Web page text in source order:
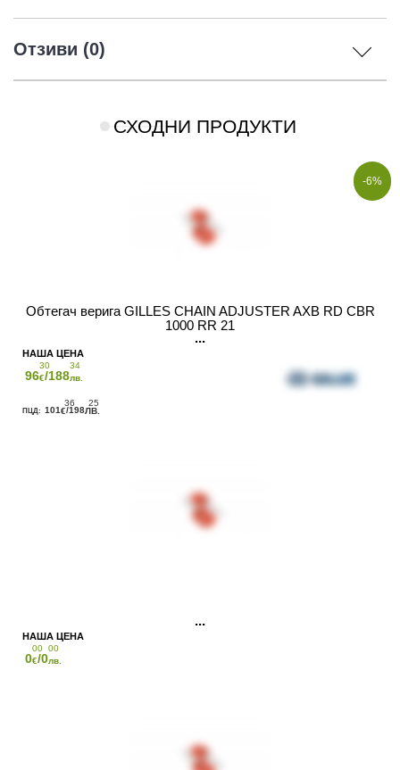
Отзиви (0)
СХОДНИ ПРОДУКТИ
-6%
Обтегач верига GILLES CHAIN ADJUSTER AXB RD CBR
1000 RR 21
96
30
€/188
34
лв.
101
36
€/198
25
ЛВ.
0
00
€/0
00
лв.